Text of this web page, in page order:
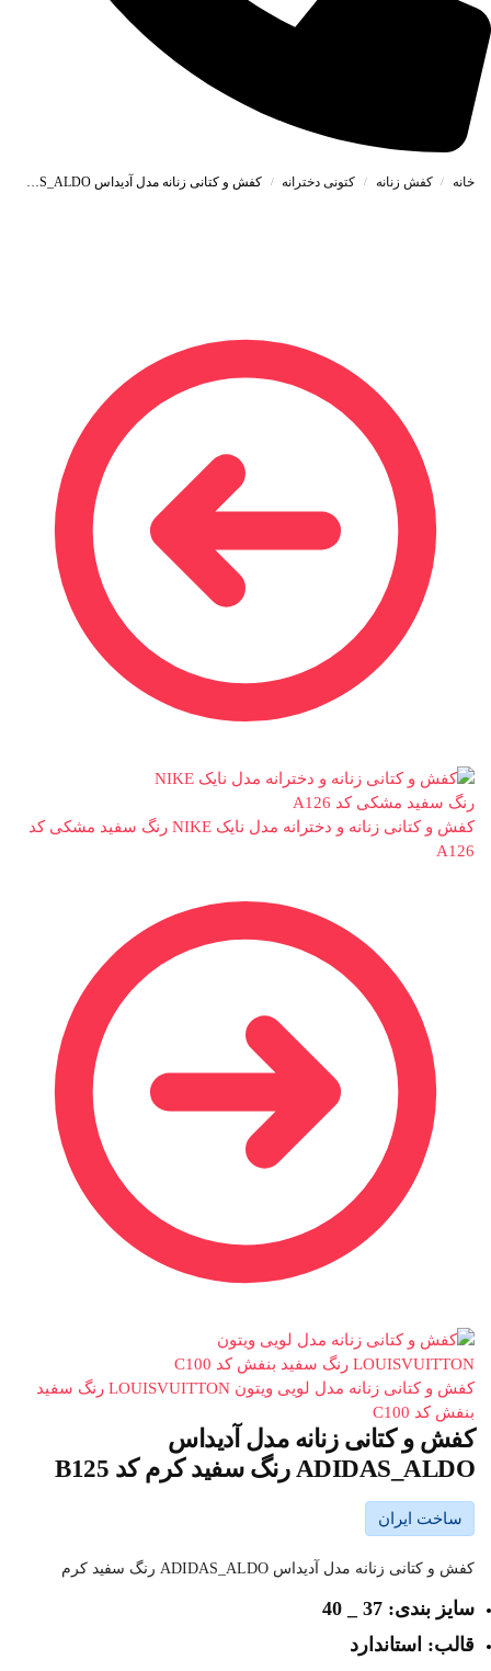
خانه / کفش زنانه / کتونی دخترانه / کفش و کتانی زنانه مدل آدیداس ADIDAS_ALDO رنگ سفید کرم کد B125
کفش و کتانی زنانه و دخترانه مدل نایک NIKE رنگ سفید مشکی کد
A126
کفش و کتانی زنانه مدل لویی ویتون LOUISVUITTON رنگ سفید
بنفش کد C100
کفش و کتانی زنانه مدل آدیداس
ADIDAS_ALDO رنگ سفید کرم کد B125
ساخت ایران
کفش و کتانی زنانه مدل آدیداس ADIDAS_ALDO رنگ سفید کرم
سایز بندی: 37 _ 40
قالب: استاندارد